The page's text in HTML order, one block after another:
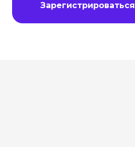
Зарегистрироваться